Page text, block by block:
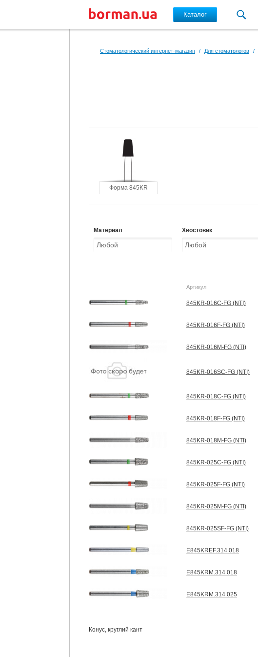
Каталог
Стоматологический интернет-магазин / Для стоматологов /
Форма 845KR
Материал Хвостовик
Артикул
845KR-016C-FG (NTI)
845KR-016F-FG (NTI)
845KR-016M-FG (NTI)
845KR-016SC-FG (NTI)
845KR-018C-FG (NTI)
845KR-018F-FG (NTI)
845KR-018M-FG (NTI)
845KR-025C-FG (NTI)
845KR-025F-FG (NTI)
845KR-025M-FG (NTI)
845KR-025SF-FG (NTI)
E845KREF.314.018
E845KRM.314.018
E845KRM.314.025
Конус, круглий кант